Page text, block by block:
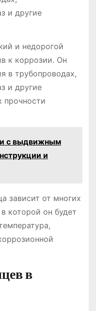
и другие
и недорогой
к коррозии. Он
в трубопроводах,
и другие
прочности
с выдвижным
и
зависит от многих
которой он будет
в